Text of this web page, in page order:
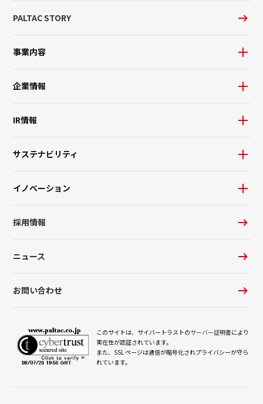
PALTAC STORY
事業内容
企業情報
IR情報
サステナビリティ
イノベーション
採用情報
ニュース
お問い合わせ
このサイトは、サイバートラストのサーバー証明書により
実在性が認証されています。
また、SSL ページは通信が暗号化されプライバシーが守ら
れています。